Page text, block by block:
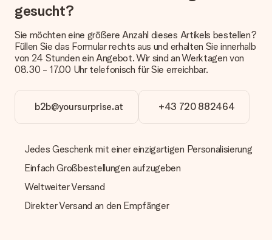
anbieten. Das Geschenk, das bestellt wird, wird als Paket oder
Päckchen versendet. Möchtest du wissen, ob es als Paket
Kundenservice.
Zahlung
Wir bieten die folgenden Zahlungsoptionen an: Vorauskasse
mit normaler Überweisung, Sofortüberweisung, Paypal,
Kreditkarte oder auf Rechnung über Klarna. Bei einer
manuellen Überweisung verlängert sich die Lieferzeit des
Geschenk empfangen
Was, wenn das Geschenk meine Erwartungen nicht
erfüllt?
Sollte das Geschenk wider Erwarten deine Erwartungen nicht
gesucht?
Sie möchten eine größere Anzahl dieses Artikels bestellen?
Füllen Sie das Formular rechts aus und erhalten Sie innerhalb
von 24 Stunden ein Angebot. Wir sind an Werktagen von
08.30 - 17.00 Uhr telefonisch für Sie erreichbar.
b2b@yoursurprise.at +43 720 882464
Jedes Geschenk mit einer einzigartigen Personalisierung
Einfach Großbestellungen aufzugeben
Weltweiter Versand
Direkter Versand an den Empfänger